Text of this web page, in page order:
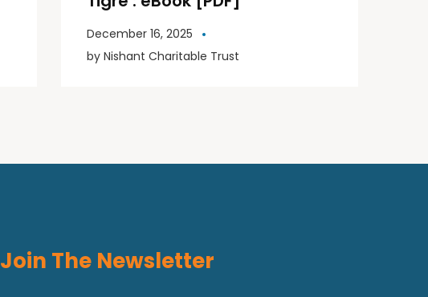
December 16, 2025
by Nishant Charitable Trust
Join The Newsletter